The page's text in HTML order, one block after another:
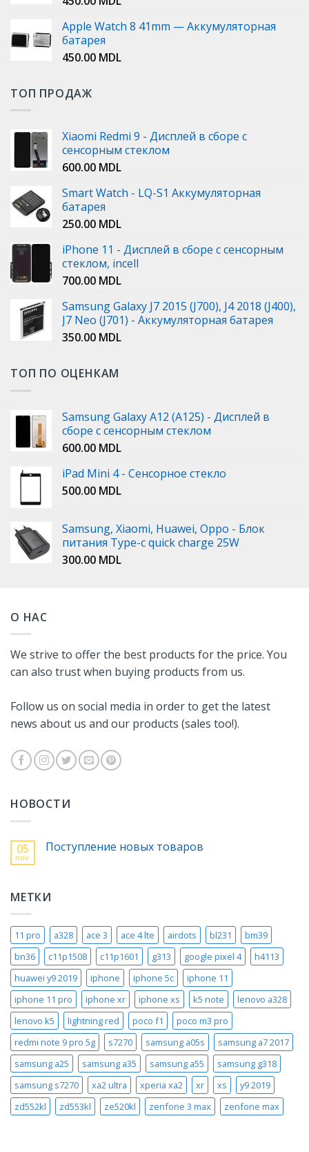
Apple Watch 8 41mm — Аккумуляторная
батарея
450.00 MDL
ТОП ПРОДАЖ
Xiaomi Redmi 9 - Дисплей в сборе с
сенсорным стеклом
600.00 MDL
Smart Watch - LQ-S1 Аккумуляторная
батарея
250.00 MDL
iPhone 11 - Дисплей в сборе с сенсорным
стеклом, incell
700.00 MDL
Samsung Galaxy J7 2015 (J700), J4 2018 (J400),
J7 Neo (J701) - Аккумуляторная батарея
350.00 MDL
ТОП ПО ОЦЕНКАМ
Samsung Galaxy A12 (A125) - Дисплей в
сборе с сенсорным стеклом
600.00 MDL
iPad Mini 4 - Сенсорное стекло
500.00 MDL
Samsung, Xiaomi, Huawei, Oppo - Блок
питания Type-c quick charge 25W
300.00 MDL
О НАС
We strive to offer the best products for the price. You
can also trust when buying products from us.
Follow us on social media in order to get the latest
news about us and our products (sales too!).
НОВОСТИ
05
nov.
Поступление новых товаров
МЕТКИ
11 pro a328 ace 3 ace 4 lte airdots bl231
bm39
bn36
c11p1508 c11p1601 g313 google pixel 4
h4113
huawei y9 2019
iphone iphone 5c
iphone 11
iphone 11 pro
iphone xr iphone xs k5 note
lenovo a328
lenovo k5
lightning red poco f1
poco m3 pro
redmi note 9 pro 5g
s7270 samsung a05s
samsung a7 2017
samsung a25
samsung a35 samsung a55
samsung g318
samsung s7270
xa2 ultra xperia xa2 xr xs
y9 2019
zd552kl
zd553kl ze520kl zenfone 3 max zenfone max